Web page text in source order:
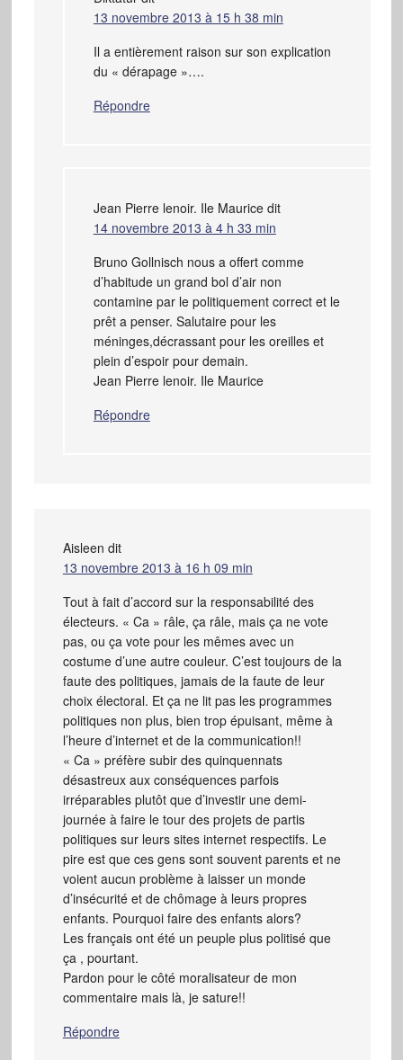
13 novembre 2013 à 15 h 38 min
Il a entièrement raison sur son explication
du « dérapage »….
Répondre
Jean Pierre lenoir. Ile Maurice dit
14 novembre 2013 à 4 h 33 min
Bruno Gollnisch nous a offert comme
d’habitude un grand bol d’air non
contamine par le politiquement correct et le
prêt a penser. Salutaire pour les
méninges,décrassant pour les oreilles et
plein d’espoir pour demain.
Jean Pierre lenoir. Ile Maurice
Répondre
Aisleen dit
13 novembre 2013 à 16 h 09 min
Tout à fait d’accord sur la responsabilité des
électeurs. « Ca » râle, ça râle, mais ça ne vote
pas, ou ça vote pour les mêmes avec un
costume d’une autre couleur. C’est toujours de la
faute des politiques, jamais de la faute de leur
choix électoral. Et ça ne lit pas les programmes
politiques non plus, bien trop épuisant, même à
l’heure d’internet et de la communication!!
« Ca » préfère subir des quinquennats
désastreux aux conséquences parfois
irréparables plutôt que d’investir une demi-
journée à faire le tour des projets de partis
politiques sur leurs sites internet respectifs. Le
pire est que ces gens sont souvent parents et ne
voient aucun problème à laisser un monde
d’insécurité et de chômage à leurs propres
enfants. Pourquoi faire des enfants alors?
Les français ont été un peuple plus politisé que
ça , pourtant.
Pardon pour le côté moralisateur de mon
commentaire mais là, je sature!!
Répondre